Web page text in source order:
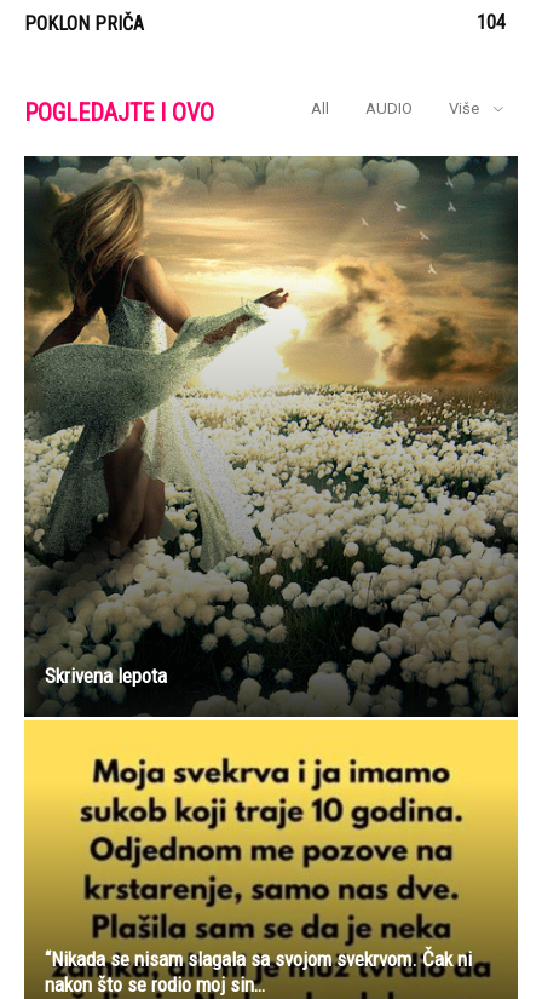
POKLON PRIČA 104
POGLEDAJTE I OVO All AUDIO Više
Skrivena lepota
“Nikada se nisam slagala sa svojom svekrvom. Čak ni
nakon što se rodio moj sin…